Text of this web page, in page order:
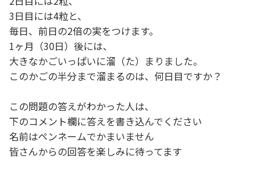
3日目には4粒と、
毎日、前日の2倍の実をつけます。
1ヶ月（30日）後には、
大きなかごいっぱいに溜（た）まりました。
このかごの半分まで溜まるのは、何日目ですか？
この問題の答えがわかった人は、
下のコメント欄に答えを書き込んでください
名前はペンネームでかまいません
皆さんからの回答を楽しみに待ってます